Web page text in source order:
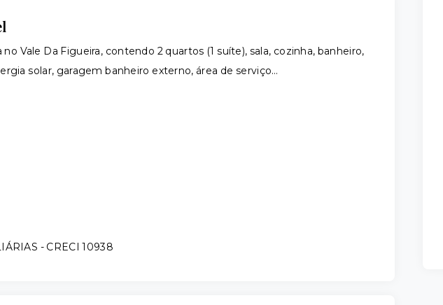
Vale Da Figueira, contendo 2 quartos (1 suíte), sala, cozinha, banheiro,
solar, garagem banheiro externo, área de serviço…
- CRECI 10938